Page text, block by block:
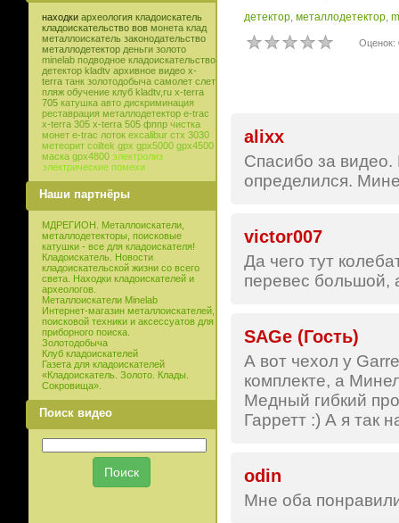
находки археология кладоискатель
кладоискательство вов монета клад
металлоискатель законодательство
металлодетектор деньги золото
minelab подводное кладоискательство
детектор kladtv архивное видео x-
terra танк золотодобыча самолет слет
пляж обучение клуб kladtv,ru x-terra
705 катушка авто дискриминация
реставрация металлодетектор e-trac
x-terra 305 x-terra 505 фппр чистка
монет e-trac лоток excalibur стх 3030
метеорит coiltek gpx gpx5000 gpx4500
маска gpx4800 электролиз
электрические помехи
Наши партнёры
МДРЕГИОН. Металлоискатели,
металлодетекторы, поисковые
катушки - все для кладоискателя!
Кладоискатель. Новости
кладоискательской жизни со всего
света. Находки кладоискателей и
археологов.
Металлоискатели Minelab
Интернет-магазин металлоискателей,
поисковой техники и аксессуатов для
приборного поиска.
Золотодобыча
Клуб кладоискателей
Газета для кладоискателей
«Кладоискатель. Золото. Клады.
Сокровища».
Поиск видео
детектор, металлодетектор,
Оценок:
alixx
Спасибо за видео.
определился.
victor007
Да чего тут
перевес большой,
SAGe (Гость)
А вот чехол у
комплекте, а
Медный гибкий
Гарретт :) А я так
odin
Мне оба